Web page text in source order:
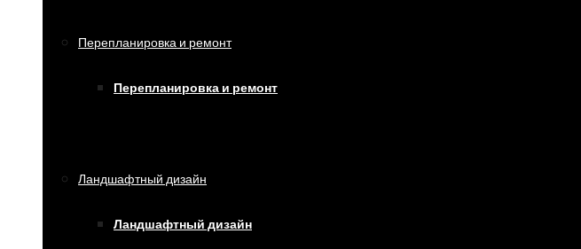
Перепланировка и ремонт
Перепланировка и ремонт
Ландшафтный дизайн
Ландшафтный дизайн